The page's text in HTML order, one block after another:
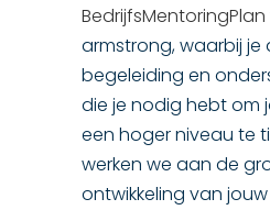
BedrijfsMentoringPlan
armstrong, waarbij je
begeleiding en
die je nodig hebt om
een hoger niveau te
werken we aan de
ontwikkeling van